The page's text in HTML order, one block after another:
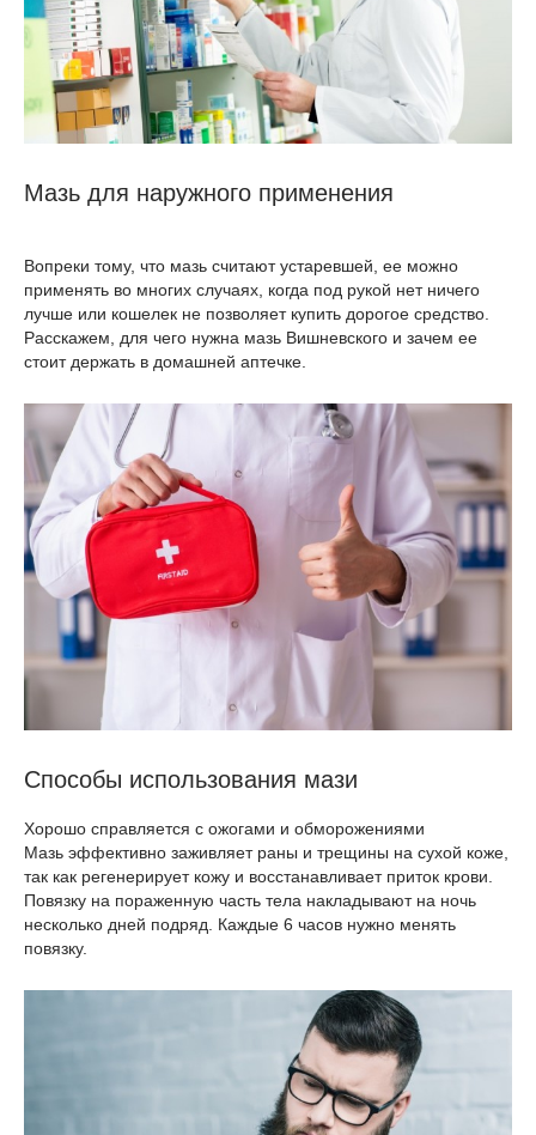
Мазь для наружного применения
Вопреки тому, что мазь считают устаревшей, ее можно
применять во многих случаях, когда под рукой нет ничего
лучше или кошелек не позволяет купить дорогое средство.
Расскажем, для чего нужна мазь Вишневского и зачем ее
стоит держать в домашней аптечке.
Способы использования мази
Хорошо справляется с ожогами и обморожениями
Мазь эффективно заживляет раны и трещины на сухой коже,
так как регенерирует кожу и восстанавливает приток крови.
Повязку на пораженную часть тела накладывают на ночь
несколько дней подряд. Каждые 6 часов нужно менять
повязку.